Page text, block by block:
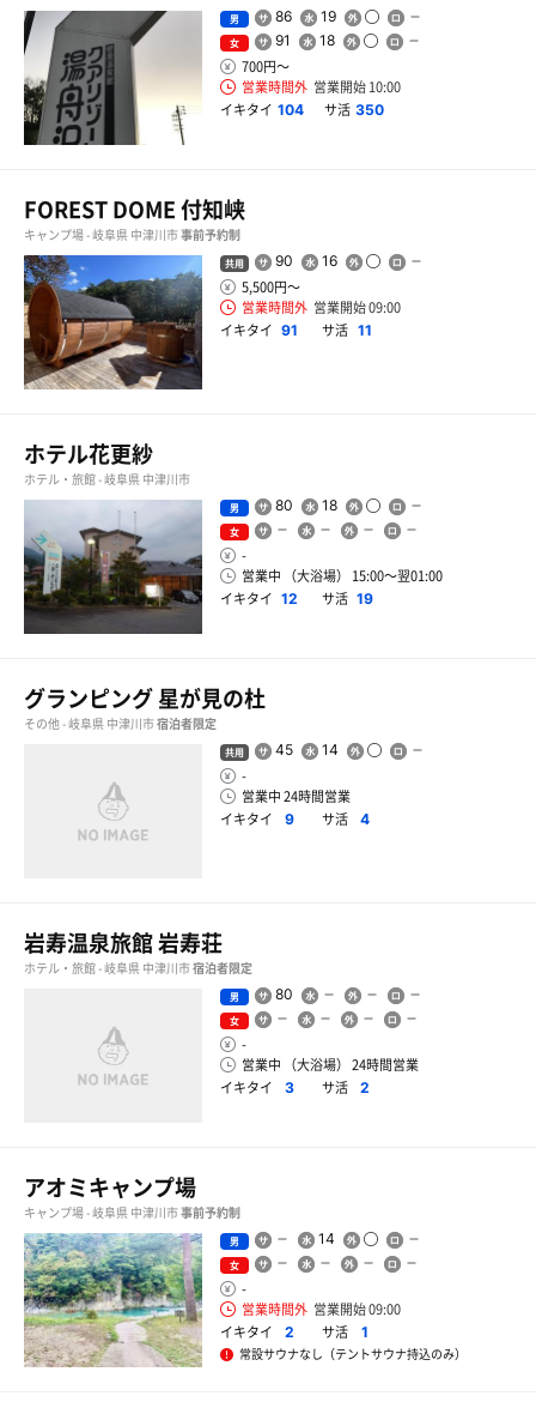
男 86 19
女 91 18
700円〜
営業時間外 営業開始 10:00
イキタイ 104 サ活 350
FOREST DOME 付知峡
キャンプ場 - 岐阜県 中津川市事前予約制
共用 90 16
5,500円〜
営業時間外 営業開始 09:00
イキタイ 91 サ活 11
ホテル花更紗
ホテル・旅館 - 岐阜県 中津川市
男 80 18
女
-
営業中 （大浴場） 15:00〜翌01:00
イキタイ 12 サ活 19
グランピング 星が見の杜
その他 - 岐阜県 中津川市宿泊者限定
共用 45 14
-
営業中 24時間営業
イキタイ
9 サ活 4
岩寿温泉旅館 岩寿荘
ホテル・旅館 - 岐阜県 中津川市宿泊者限定
男 80
女
-
営業中 （大浴場） 24時間営業
イキタイ
3 サ活 2
アオミキャンプ場
キャンプ場 - 岐阜県 中津川市事前予約制
男 14
女
-
営業時間外 営業開始 09:00
イキタイ
2 サ活
1
常設サウナなし（テントサウナ持込のみ）